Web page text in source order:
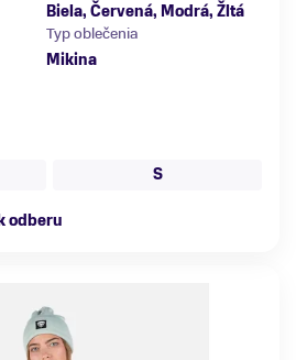
Biela, Červená, Modrá, Žltá
Typ oblečenia
Mikina
S
odberu